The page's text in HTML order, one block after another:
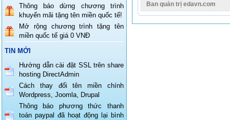
Thông báo dừng chương trình
khuyến mãi tặng tên miền quốc tế!
Mở rộng chương trình tặng tên
miền quốc tế giá 0 VNĐ
TIN MỚI
Hướng dẫn cài đặt SSL trên share
hosting DirectAdmin
Cách thay đổi tên miền chính
Wordpress, Joomla, Drupal
Thông báo phương thức thanh
toán paypal đã hoạt động lại bình
Ban quản trị edavn.com